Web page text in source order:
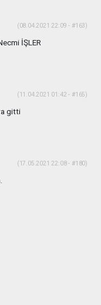
(08.04.2021 22:09 - #163)
İŞLER
(11.04.2021 01:42 - #165)
gitti
(17.05.2021 22:08 - #180)